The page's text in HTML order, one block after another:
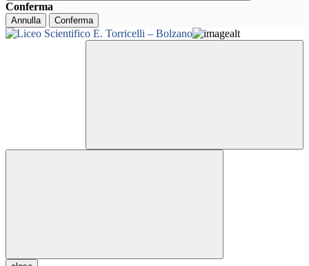
Conferma
Annulla Conferma